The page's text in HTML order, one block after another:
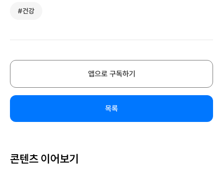
#건강
앱으로 구독하기
목록
콘텐츠 이어보기